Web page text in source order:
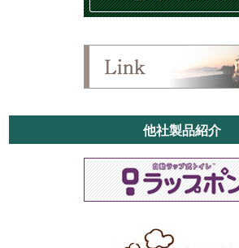
他社製品紹介